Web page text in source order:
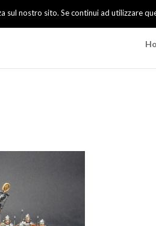
nostro sito. Se continui ad utilizzare